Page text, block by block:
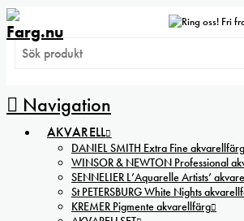
Fri
Navigation
AKVARELL
DANIEL SMITH Extra Fine akvarellfärg
WINSOR & NEWTON Professional
SENNELIER L’Aquarelle Artists’
St PETERSBURG White Nights
KREMER Pigmente akvarellfärg